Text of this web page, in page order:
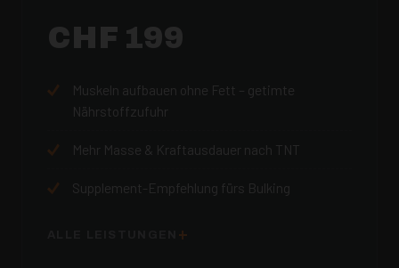
CHF 199
Muskeln aufbauen ohne Fett – getimte
Nährstoffzufuhr
Mehr Masse & Kraftausdauer nach TNT
Supplement-Empfehlung fürs Bulking